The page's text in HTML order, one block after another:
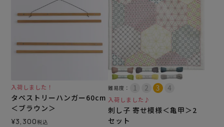
入荷しました！
タペストリーハンガー60cm
＜ブラウン＞
¥3,300税込
難易度：
入荷しました♪
刺し子 寄せ模様＜亀甲＞2
セット